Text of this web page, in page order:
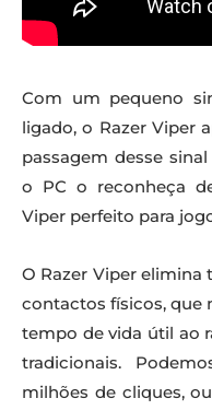
Com um pequeno
ligado, o Razer Viper
passagem desse
o PC o reconheça
Viper perfeito para
O Razer Viper
contactos físicos, que
tempo de vida útil ao
tradicionais.
milhões de cliques,